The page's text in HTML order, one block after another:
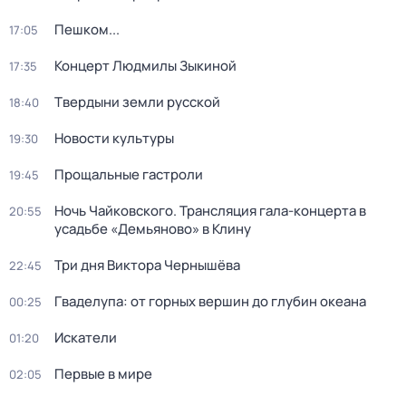
17:05 Пешком...
17:35 Концерт Людмилы Зыкиной
18:40 Твердыни земли русской
19:30 Новости культуры
19:45 Прощальные гастроли
20:55
Ночь Чайковского. Трансляция гала-концерта в
усадьбе «Демьяново» в Клину
22:45 Три дня Виктора Чернышёва
00:25 Гваделупа: от горных вершин до глубин океана
01:20 Искатели
02:05 Первые в мире